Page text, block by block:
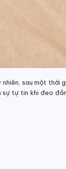
sau một thời
sự tự tin khi đeo